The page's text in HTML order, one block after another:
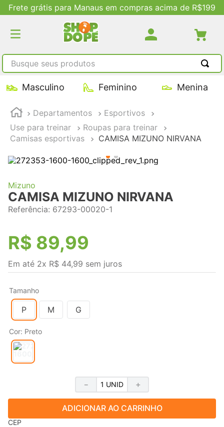
Frete grátis para Manaus em compras acima de R$199
Busque seus produtos
Masculino Feminino Menina
Departamentos
Esportivos
Use para treinar
Roupas para treinar
Camisas esportivas
CAMISA MIZUNO NIRVANA
Mizuno
CAMISA MIZUNO NIRVANA
Referência: 67293-00020-1
R$ 89,99
Em até 2x R$ 44,99 sem juros
Tamanho
P M G
Cor: Preto
＋
－
ADICIONAR AO CARRINHO
CEP
TERMOS MAIS BUSCADOS
2
tenis feminino